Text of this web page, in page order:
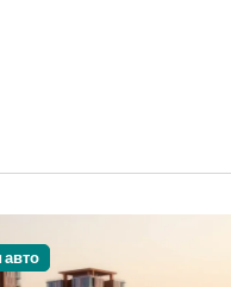
и сервисных
авто